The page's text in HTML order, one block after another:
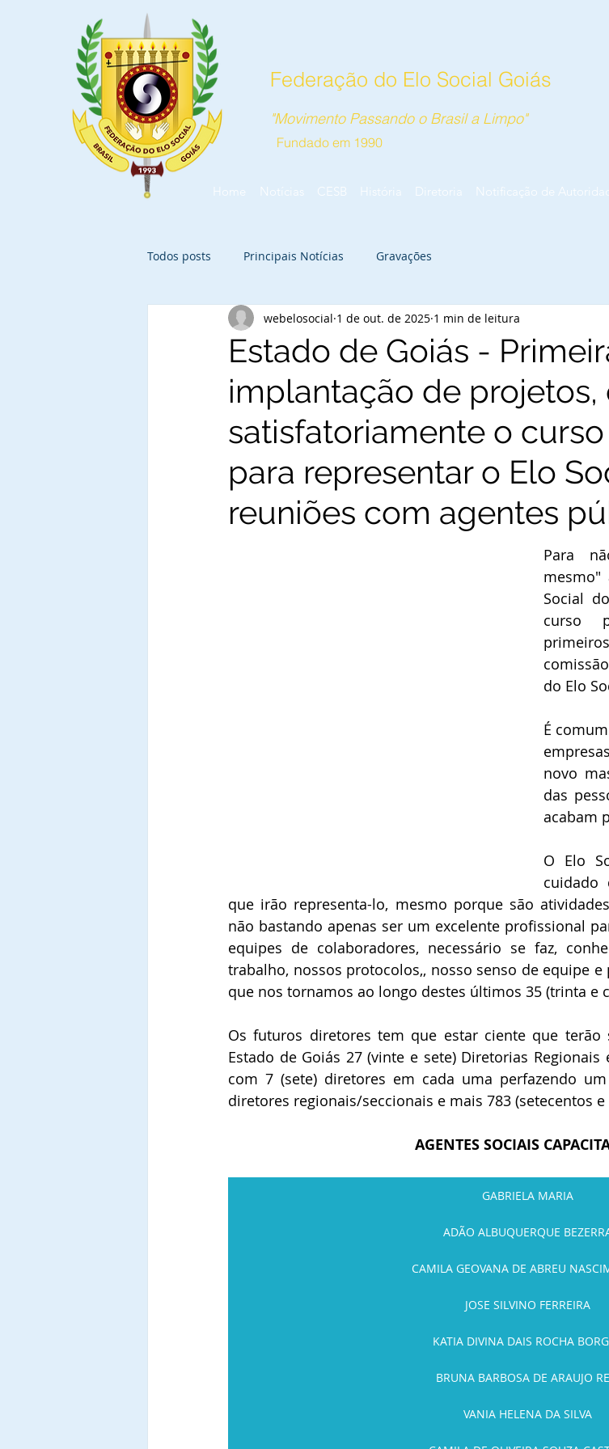
Federação do Elo Social Goiás
"Movimento Passando o Brasil a Limpo"
Fundado em 1990
Home Notícias CESB História Diretoria Notificação de
Todos posts Principais Notícias Gravações
Estado de Goiás -
implantação de projetos,
satisfatoriamente o
para representar o Elo
reuniões com agentes
webelosocial 1 de out. de 2025 1 min de leitura
Para
mesmo"
Social
curso
do Elo
É
novo
das
acabam
O Elo
cuidado
que irão representa-lo, mesmo porque são
não bastando apenas ser um excelente profissional
equipes de colaboradores, necessário se faz,
trabalho, nossos protocolos,, nosso senso de equipe
que nos tornamos ao longo destes últimos 35 (trinta e
Os futuros diretores tem que estar ciente que terão
Estado de Goiás 27 (vinte e sete) Diretorias Regionais
com 7 (sete) diretores em cada uma perfazendo
diretores regionais/seccionais e mais 783 (setecentos
AGENTES SOCIAIS
GABRIELA MARIA
ADÃO ALBUQUERQUE
CAMILA GEOVANA DE ABREU
JOSE SILVINO FERREIRA
KATIA DIVINA DAIS ROCHA
BRUNA BARBOSA DE ARAUJO
VANIA HELENA DA SILVA